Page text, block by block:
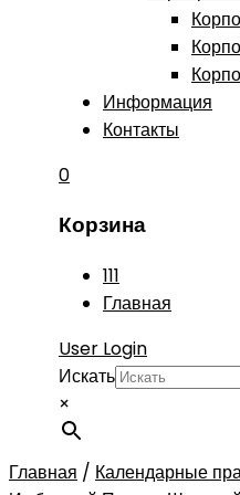
Информация
Контакты
0
Корзина
111
Главная
User Login
Искать
×
Главная / Календарные